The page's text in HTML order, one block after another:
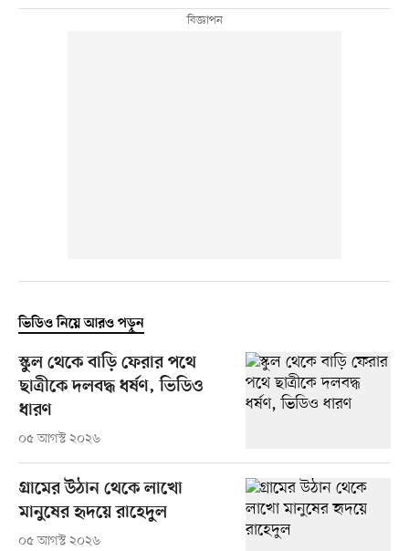
ভিডিও নিয়ে আরও পড়ুন
স্কুল থেকে বাড়ি ফেরার পথে
ছাত্রীকে দলবদ্ধ ধর্ষণ, ভিডিও
ধারণ
০৫ আগস্ট ২০২৬
গ্রামের উঠান থেকে লাখো
মানুষের হৃদয়ে রাহেদুল
০৫ আগস্ট ২০২৬